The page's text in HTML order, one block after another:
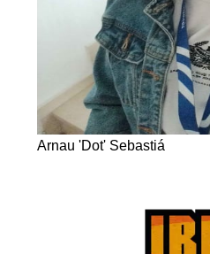
Arnau 'Dot' Sebastiá